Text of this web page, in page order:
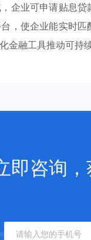
企业可申请贴息
，使企业能实时
金融工具推动可持
即咨询